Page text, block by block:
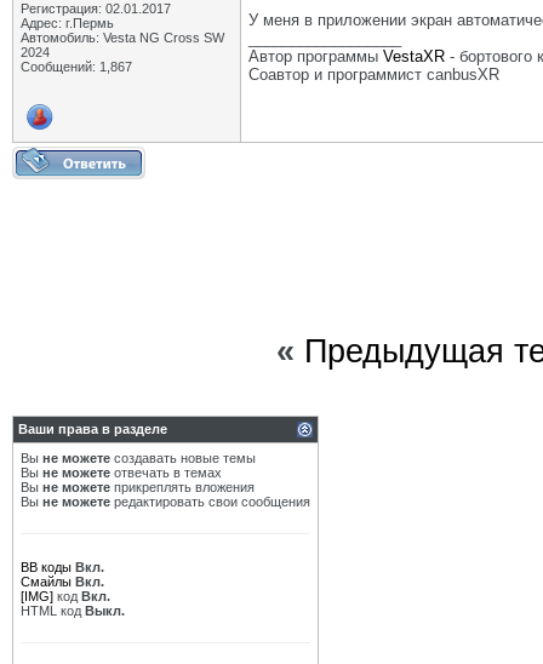
Регистрация: 02.01.2017
Адрес: г.Пермь
Автомобиль: Vesta NG Cross SW
2024
Сообщений: 1,867
У меня в приложении экран
Автор программы VestaXR - бортового
Соавтор и программист canbusXR
« Предыдущая
Ваши права в разделе
Вы не можете создавать новые темы
Вы не можете отвечать в темах
Вы не можете прикреплять вложения
Вы не можете редактировать свои сообщения
BB коды Вкл.
Смайлы Вкл.
[IMG] код Вкл.
HTML код Выкл.